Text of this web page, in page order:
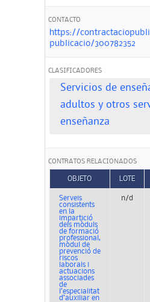
CONTACTO
https://
publicacio/300782352
CLASIFICADORES
Servicios de
adultos y otros
enseñanza
CONTRATOS RELACIONADOS
OBJETO LOTE
Serveis
consistents
en la
impartició
dels mòduls
de formació
professional,
mòdul de
prevenció de
riscos
laborals i
actuacions
associades
de
l’especialitat
d’auxiliar en
n/d